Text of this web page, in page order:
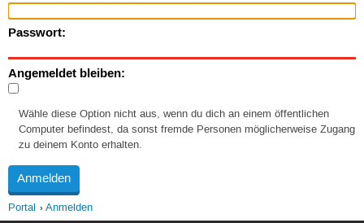
Passwort:
Angemeldet bleiben:
Wähle diese Option nicht aus, wenn du dich an einem öffentlichen
Computer befindest, da sonst fremde Personen möglicherweise Zugang
zu deinem Konto erhalten.
Portal Anmelden